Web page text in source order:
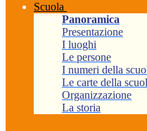
Scuola
Panoramica
Presentazione
I luoghi
Le persone
I numeri della
Le carte della
Organizzazione
La storia